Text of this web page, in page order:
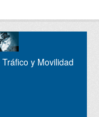
y Movilidad